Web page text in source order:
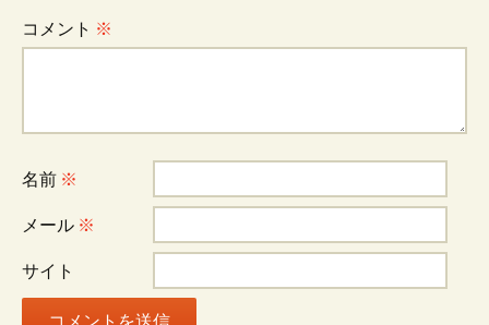
ゲ
シ
ョ
ン
コメント ※
名前 ※
メール ※
サイト